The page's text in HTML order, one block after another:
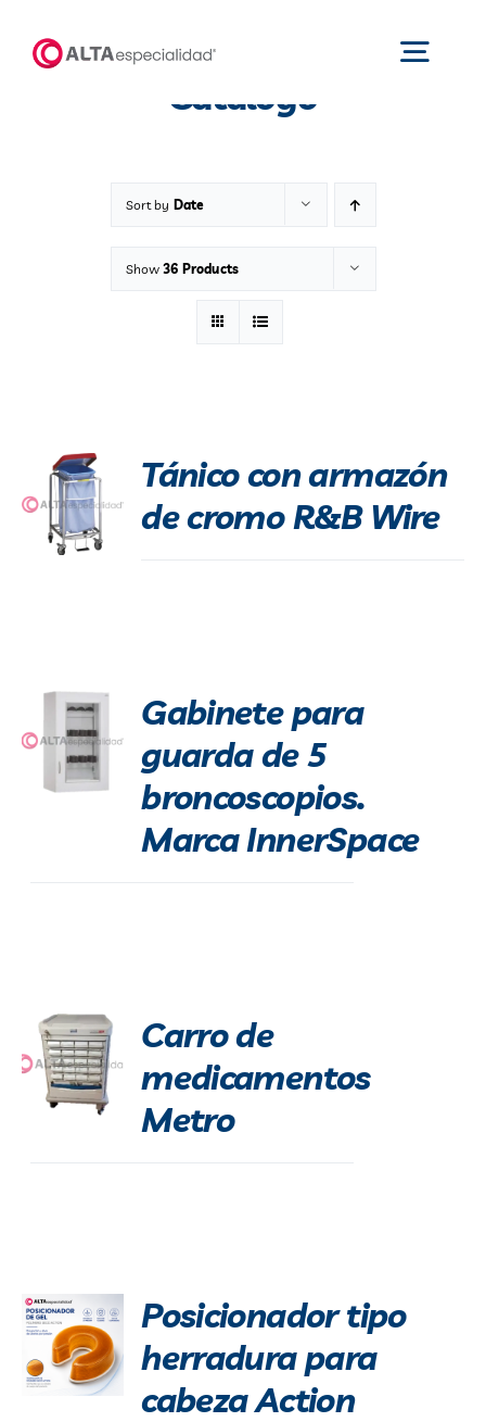
Áreas de negocio
Catálogo
Sort by Date
Show36 Products
Tánico con armazón
de cromo R&B Wire
Gabinete para
guarda de 5
broncoscopios.
Marca InnerSpace
Carro de
medicamentos
Metro
Posicionador tipo
herradura para
cabeza Action